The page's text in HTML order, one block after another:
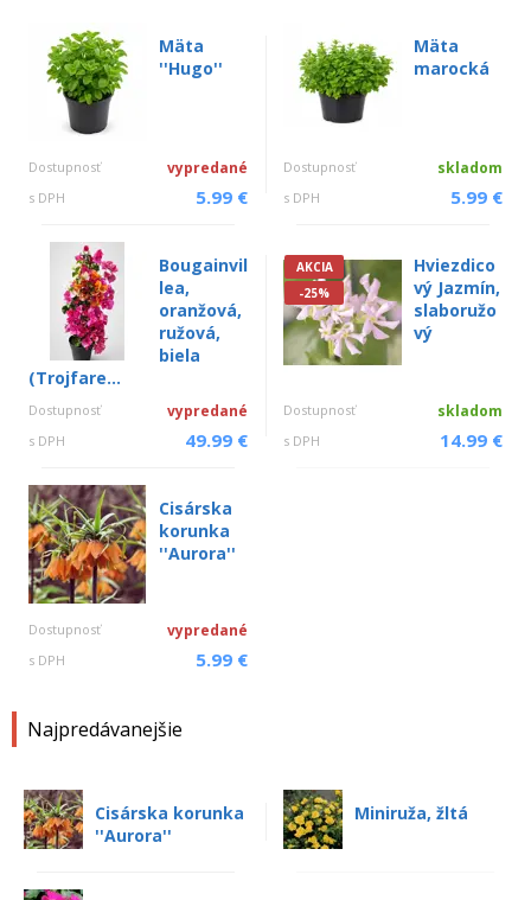
Mäta
''Hugo''
Dostupnosť vypredané
s DPH 5.99 €
Mäta
marocká
Dostupnosť skladom
s DPH 5.99 €
Bougainvil
lea,
oranžová,
ružová,
biela
(Trojfare...
Dostupnosť vypredané
s DPH 49.99 €
AKCIA
-25%
Hviezdico
vý Jazmín,
slaboružo
vý
Dostupnosť skladom
s DPH 14.99 €
Cisárska
korunka
''Aurora''
Dostupnosť vypredané
s DPH 5.99 €
Najpredávanejšie
Cisárska korunka
''Aurora''
Miniruža, žltá